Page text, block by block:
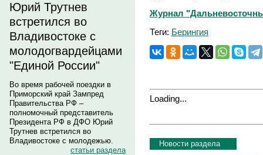
Юрий Трутнев
встретился во
Владивостоке с
молодогвардейцами
"Единой России"
Во время рабочей поездки в
Приморский край Зампред
Правительства РФ –
полномочный представитель
Президента РФ в ДФО Юрий
Трутнев встретился во
Владивостоке с молодежью.
статьи раздела
Журнал
Теги: Берингия
Loading...
Новости раздела